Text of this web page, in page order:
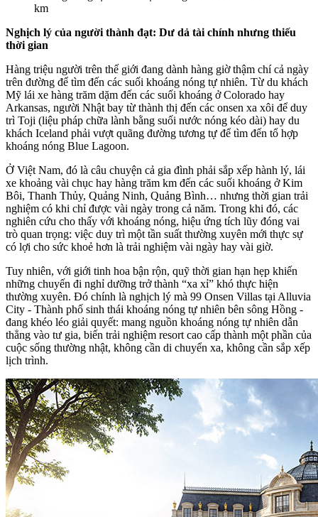
km
Nghịch lý của người thành đạt: Dư dả tài chính nhưng thiếu
thời gian
Hàng triệu người trên thế giới đang dành hàng giờ thậm chí cả ngày
trên đường để tìm đến các suối khoáng nóng tự nhiên. Từ du khách
Mỹ lái xe hàng trăm dặm đến các suối khoáng ở Colorado hay
Arkansas, người Nhật bay từ thành thị đến các onsen xa xôi để duy
trì Toji (liệu pháp chữa lành bằng suối nước nóng kéo dài) hay du
khách Iceland phải vượt quãng đường tương tự để tìm đến tổ hợp
khoáng nóng Blue Lagoon.
Ở Việt Nam, đó là câu chuyện cả gia đình phải sắp xếp hành lý, lái
xe khoảng vài chục hay hàng trăm km đến các suối khoáng ở Kim
Bôi, Thanh Thủy, Quảng Ninh, Quảng Bình… nhưng thời gian trải
nghiệm có khi chỉ được vài ngày trong cả năm. Trong khi đó, các
nghiên cứu cho thấy với khoáng nóng, hiệu ứng tích lũy đóng vai
trò quan trọng: việc duy trì một tần suất thường xuyên mới thực sự
có lợi cho sức khoẻ hơn là trải nghiệm vài ngày hay vài giờ.
Tuy nhiên, với giới tinh hoa bận rộn, quỹ thời gian hạn hẹp khiến
những chuyến đi nghỉ dưỡng trở thành “xa xỉ” khó thực hiện
thường xuyên. Đó chính là nghịch lý mà 99 Onsen Villas tại Alluvia
City - Thành phố sinh thái khoáng nóng tự nhiên bên sông Hồng -
đang khéo léo giải quyết: mang nguồn khoáng nóng tự nhiên dẫn
thẳng vào tư gia, biến trải nghiệm resort cao cấp thành một phần của
cuộc sống thường nhật, không cần di chuyển xa, không cần sắp xếp
lịch trình.